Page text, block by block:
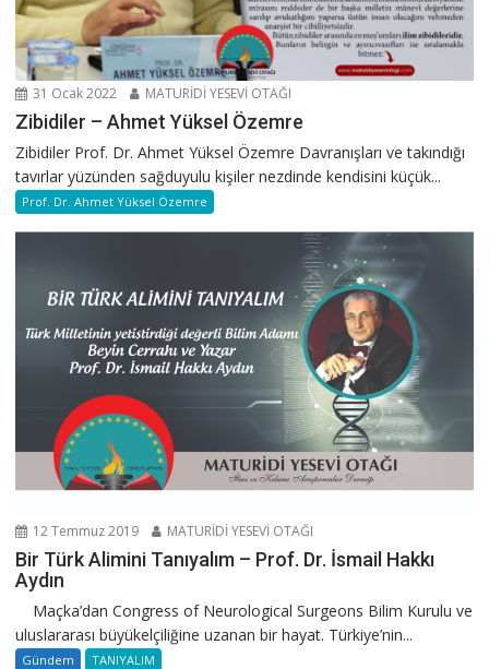
31 Ocak 2022 MATURİDİ YESEVİ OTAĞI
Zibidiler – Ahmet Yüksel Özemre
Zibidiler Prof. Dr. Ahmet Yüksel Özemre Davranışları ve takındığı
tavırlar yüzünden sağduyulu kişiler nezdinde kendisini küçük...
Prof. Dr. Ahmet Yüksel Özemre
12 Temmuz 2019 MATURİDİ YESEVİ OTAĞI
Bir Türk Alimini Tanıyalım – Prof. Dr. İsmail Hakkı
Aydın
Maçka’dan Congress of Neurological Surgeons Bilim Kurulu ve
uluslararası büyükelçiliğine uzanan bir hayat. Türkiye’nin...
Gündem TANIYALIM